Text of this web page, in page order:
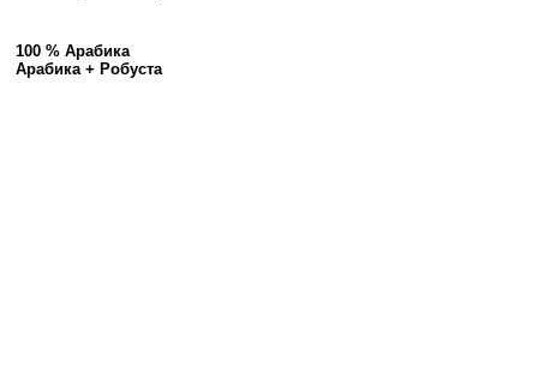
100 % Арабика
Арабика + Робуста